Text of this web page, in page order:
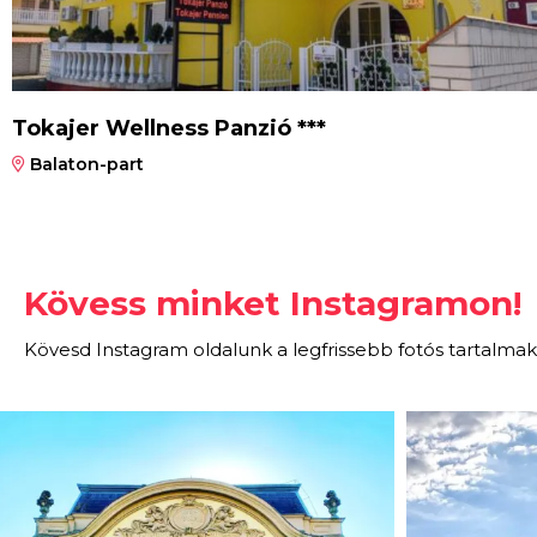
Tokajer Wellness Panzió ***
Balaton-part
Kövess minket Instagramon!
Kövesd Instagram oldalunk a legfrissebb fotós